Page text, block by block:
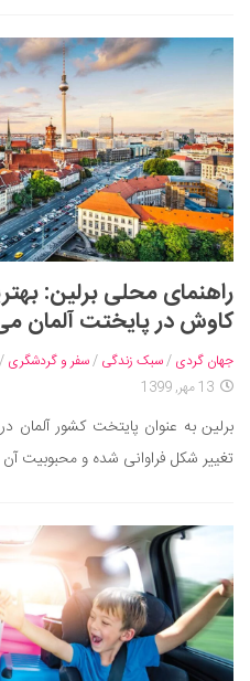
معماری
علمی
فناوری‌ها
نجوم و هوا فضا
زمین و محیط زیست
خودرو
سرگرمی
دانستنی‌ها
طنز
فال
مسابقه
راهنمای محلی برلین:
کاوش در پایختت آلمان
جهان گردی /سبک زندگی /سفر و گردشگری /
13 مهر, 1399
برلین به عنوان پایتخت کشور
تغییر شکل فراوانی شده و محبوبیت